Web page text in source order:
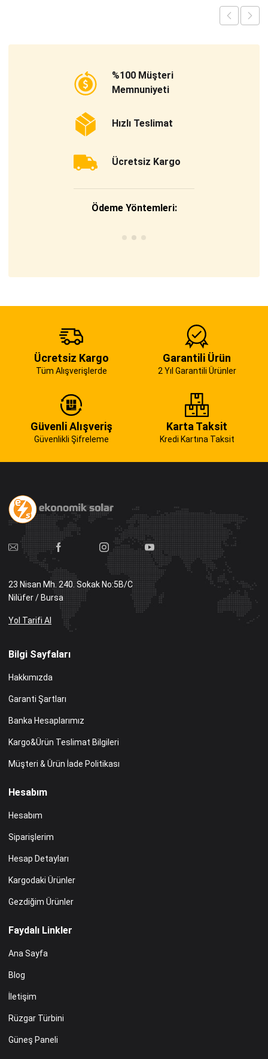
%100 Müşteri
Memnuniyeti
Hızlı Teslimat
Ücretsiz Kargo
Ödeme Yöntemleri:
Ücretsiz Kargo
Tüm Alışverişlerde
Garantili Ürün
2 Yıl Garantili Ürünler
Güvenli Alışveriş
Güvenlikli Şifreleme
Karta Taksit
Kredi Kartına Taksit
23 Nisan Mh. 240. Sokak No:5B/C
Nilüfer / Bursa
Yol Tarifi Al
Bilgi Sayfaları
Hakkımızda
Garanti Şartları
Banka Hesaplarımız
Kargo&Ürün Teslimat Bilgileri
Müşteri & Ürün İade Politikası
Hesabım
Hesabım
Siparişlerim
Hesap Detayları
Kargodaki Ürünler
Gezdiğim Ürünler
Faydalı Linkler
Ana Sayfa
Blog
İletişim
Rüzgar Türbini
Güneş Paneli